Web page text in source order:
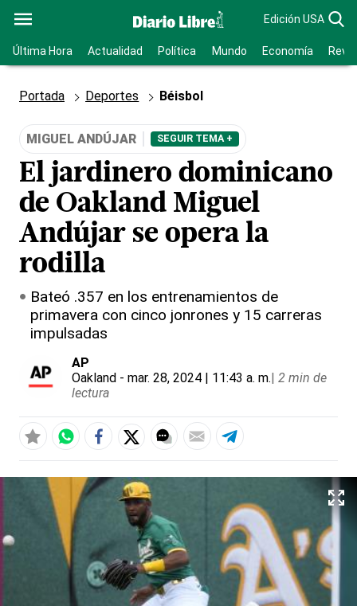
Edición USA
Última Hora Actualidad Política Mundo Economía
Portada Deportes Béisbol
MIGUEL ANDÚJAR SEGUIR TEMA +
El jardinero dominicano
de Oakland Miguel
Andújar se opera la
rodilla
Bateó .357 en los entrenamientos de
primavera con cinco jonrones y 15 carreras
impulsadas
AP
Oakland - mar. 28, 2024 | 11:43 a. m.| 2 min de
lectura